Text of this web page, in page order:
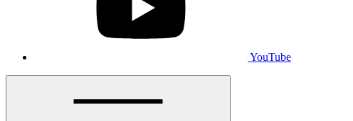
YouTube